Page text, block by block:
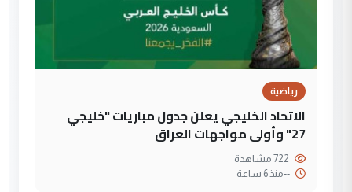
رياضية
الاتحاد الخليجي يعلن جدول مباريات "خليجي
27" وأولى مواجهات العراق
--منذ 6 ساعة